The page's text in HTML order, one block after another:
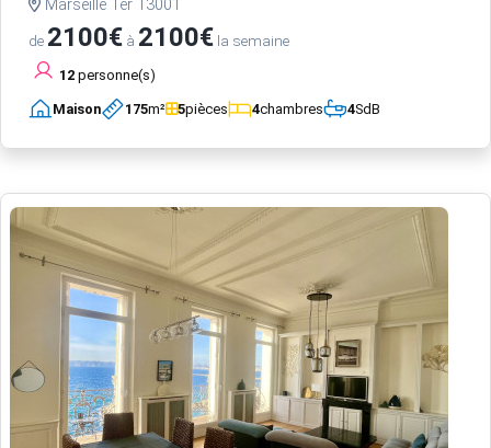
Marseille 1er 13001
de 2100€ à 2100€ la semaine
12 personne(s)
Maison 175m² 5pièces 4chambres 4SdB